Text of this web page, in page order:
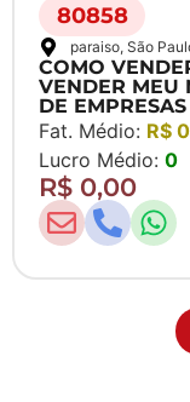
80858
paraiso, São
COMO
VENDER MEU
DE EMPRESAS
Fat. Médio: R$
Lucro Médio: 0
R$ 0,00